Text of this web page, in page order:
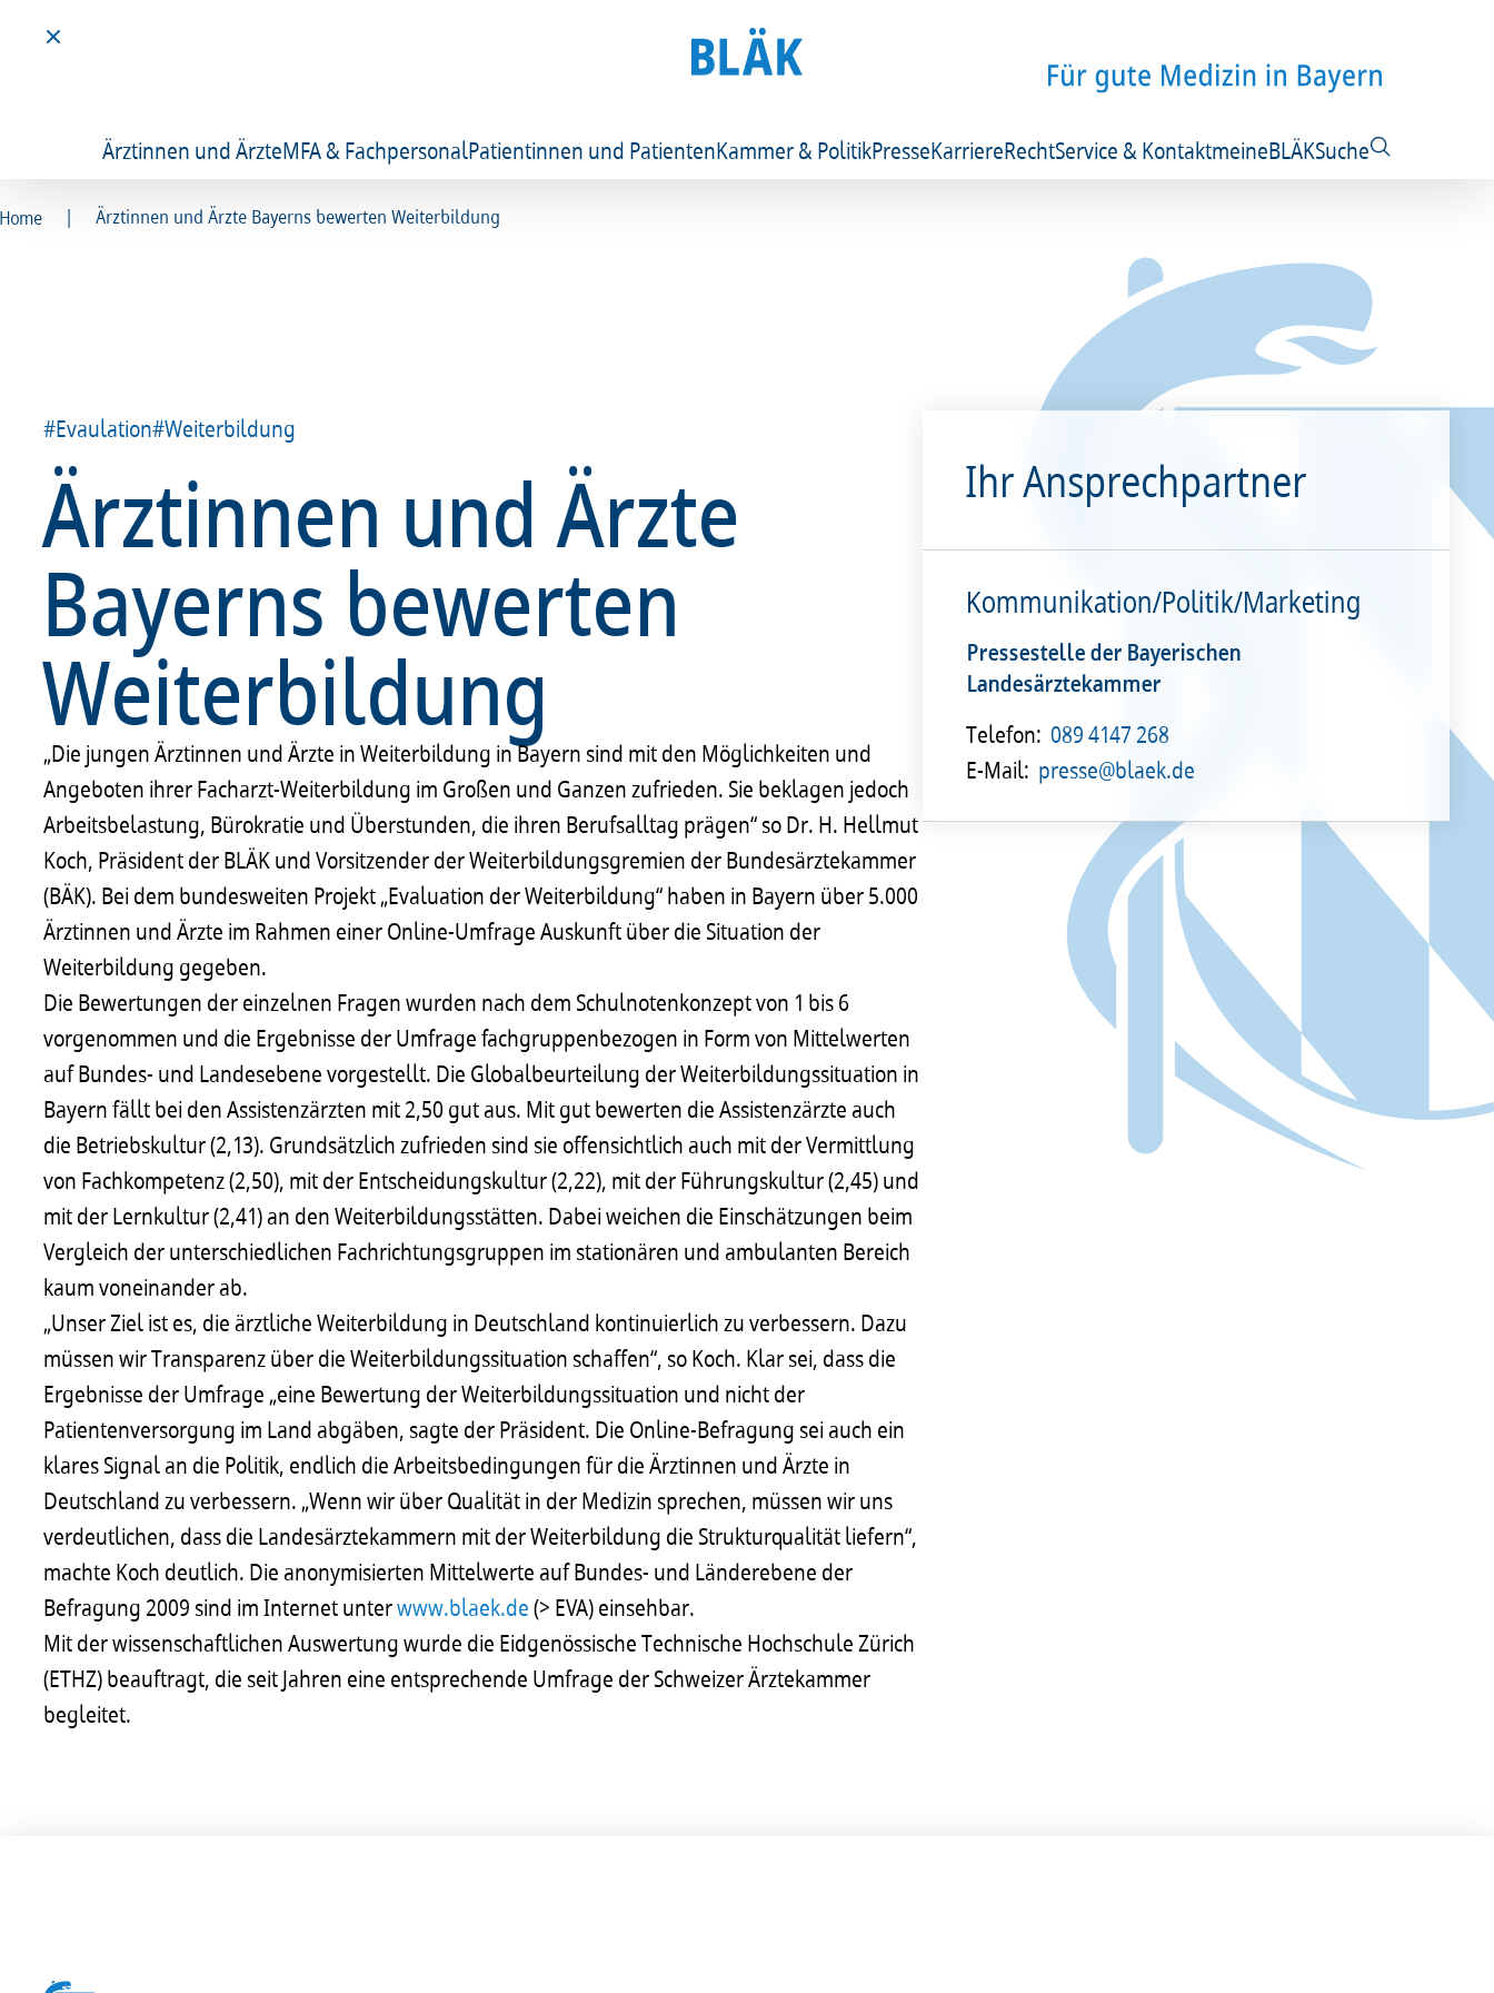
Ärztinnen und ÄrzteMFA & FachpersonalPatientinnen und PatientenKammer & PolitikPresseKarriereRechtService & KontaktmeineBLÄKSuche
Home | Ärztinnen und Ärzte Bayerns bewerten Weiterbildung
#Evaulation#Weiterbildung
Ärztinnen und Ärzte
Bayerns bewerten
Weiterbildung
„Die jungen Ärztinnen und Ärzte in Weiterbildung in Bayern sind mit den Möglichkeiten und
Angeboten ihrer Facharzt-Weiterbildung im Großen und Ganzen zufrieden. Sie beklagen jedoch
Arbeitsbelastung, Bürokratie und Überstunden, die ihren Berufsalltag prägen“ so Dr. H. Hellmut
Koch, Präsident der BLÄK und Vorsitzender der Weiterbildungsgremien der Bundesärztekammer
(BÄK). Bei dem bundesweiten Projekt „Evaluation der Weiterbildung“ haben in Bayern über 5.000
Ärztinnen und Ärzte im Rahmen einer Online-Umfrage Auskunft über die Situation der
Weiterbildung gegeben.
Die Bewertungen der einzelnen Fragen wurden nach dem Schulnotenkonzept von 1 bis 6
vorgenommen und die Ergebnisse der Umfrage fachgruppenbezogen in Form von Mittelwerten
auf Bundes- und Landesebene vorgestellt. Die Globalbeurteilung der Weiterbildungssituation in
Bayern fällt bei den Assistenzärzten mit 2,50 gut aus. Mit gut bewerten die Assistenzärzte auch
die Betriebskultur (2,13). Grundsätzlich zufrieden sind sie offensichtlich auch mit der Vermittlung
von Fachkompetenz (2,50), mit der Entscheidungskultur (2,22), mit der Führungskultur (2,45) und
mit der Lernkultur (2,41) an den Weiterbildungsstätten. Dabei weichen die Einschätzungen beim
Vergleich der unterschiedlichen Fachrichtungsgruppen im stationären und ambulanten Bereich
kaum voneinander ab.
„Unser Ziel ist es, die ärztliche Weiterbildung in Deutschland kontinuierlich zu verbessern. Dazu
müssen wir Transparenz über die Weiterbildungssituation schaffen“, so Koch. Klar sei, dass die
Ergebnisse der Umfrage „eine Bewertung der Weiterbildungssituation und nicht der
Patientenversorgung im Land abgäben, sagte der Präsident. Die Online-Befragung sei auch ein
klares Signal an die Politik, endlich die Arbeitsbedingungen für die Ärztinnen und Ärzte in
Deutschland zu verbessern. „Wenn wir über Qualität in der Medizin sprechen, müssen wir uns
verdeutlichen, dass die Landesärztekammern mit der Weiterbildung die Strukturqualität liefern“,
machte Koch deutlich. Die anonymisierten Mittelwerte auf Bundes- und Länderebene der
Befragung 2009 sind im Internet unterwww.blaek.de(> EVA) einsehbar.
Mit der wissenschaftlichen Auswertung wurde die Eidgenössische Technische Hochschule Zürich
(ETHZ) beauftragt, die seit Jahren eine entsprechende Umfrage der Schweizer Ärztekammer
begleitet.
Ihr Ansprechpartner
Kommunikation/Politik/Marketing
Pressestelle der Bayerischen
Landesärztekammer
Telefon: 089 4147 268
E-Mail: presse@blaek.de